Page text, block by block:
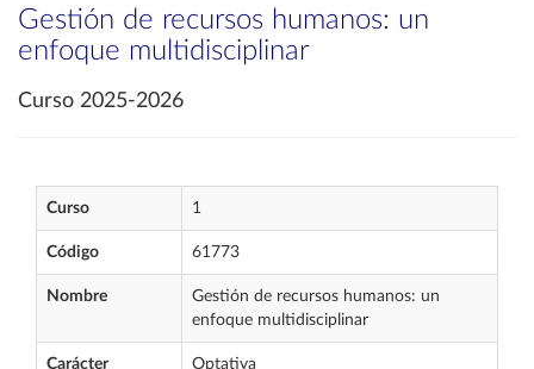
Gestión de recursos humanos: un
enfoque multidisciplinar
Curso 2025-2026
Curso 1
Código 61773
Nombre
Gestión de recursos humanos: un
enfoque multidisciplinar
Carácter Optativa